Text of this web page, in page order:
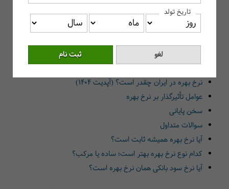
نرخ سود بانکی چه تفاوتی با نرخ بهره دارد؟
نرخ بهره در اقتصاد چه نقشی دارد؟
چرا شناخت نرخ بهره برای حسابداران مهم است؟
نرخ بهره در ایران چقدر است؟ (آپدیت ۱۴۰۴)
عوامل تأثیرگذار بر نرخ بهره
سخن پایانی
سوالات متداول
آیا نرخ بهره همیشه ثابت است؟
کدام نوع نرخ بهره بهتر است؛ ساده یا مرکب؟
آیا نرخ سود بانکی همان نرخ بهره است؟
تاریخ تولد